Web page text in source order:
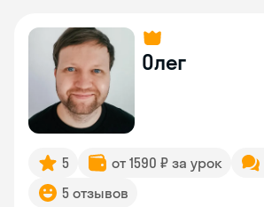
Олег
5 от 1590 ₽ за урок
5 отзывов